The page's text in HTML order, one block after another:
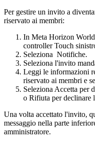
Per gestire un invito a
riservato ai membri:
In Meta Horizon
controller Touch
Seleziona Notifiche.
Seleziona l'invito
Leggi le informazioni
riservato ai membri e
Seleziona Accetta per
o Rifiuta per declinare
Una volta accettato l'invito,
messaggio nella parte
amministratore.